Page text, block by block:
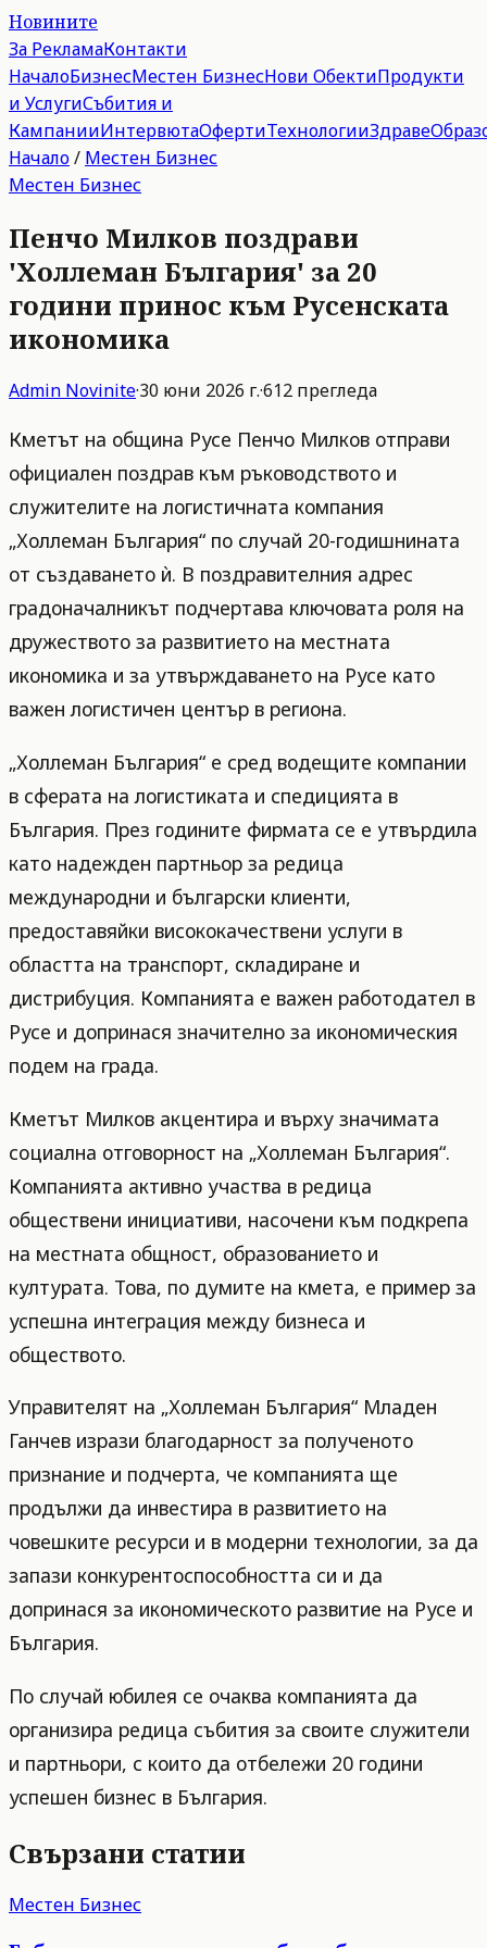
Новините
За РекламаКонтакти
НачалоБизнесМестен БизнесНови ОбектиПродукти
и УслугиСъбития и
КампанииИнтервютаОфертиТехнологииЗдраве
Начало/ Местен Бизнес
Местен Бизнес
Пенчо Милков поздрави
'Холлеман България' за 20
години принос към Русенската
икономика
Admin Novinite·30 юни 2026 г.·612 прегледа
Кметът на община Русе Пенчо Милков отправи
официален поздрав към ръководството и
служителите на логистичната компания
„Холлеман България“ по случай 20-годишнината
от създаването ѝ. В поздравителния адрес
градоначалникът подчертава ключовата роля на
дружеството за развитието на местната
икономика и за утвърждаването на Русе като
важен логистичен център в региона.
„Холлеман България“ е сред водещите компании
в сферата на логистиката и спедицията в
България. През годините фирмата се е утвърдила
като надежден партньор за редица
международни и български клиенти,
предоставяйки висококачествени услуги в
областта на транспорт, складиране и
дистрибуция. Компанията е важен работодател в
Русе и допринася значително за икономическия
подем на града.
Кметът Милков акцентира и върху значимата
социална отговорност на „Холлеман България“.
Компанията активно участва в редица
обществени инициативи, насочени към подкрепа
на местната общност, образованието и
културата. Това, по думите на кмета, е пример за
успешна интеграция между бизнеса и
обществото.
Управителят на „Холлеман България“ Младен
Ганчев изрази благодарност за полученото
признание и подчерта, че компанията ще
продължи да инвестира в развитието на
човешките ресурси и в модерни технологии, за да
запази конкурентоспособността си и да
допринася за икономическото развитие на Русе и
България.
По случай юбилея се очаква компанията да
организира редица събития за своите служители
и партньори, с които да отбележи 20 години
успешен бизнес в България.
Свързани статии
Местен Бизнес